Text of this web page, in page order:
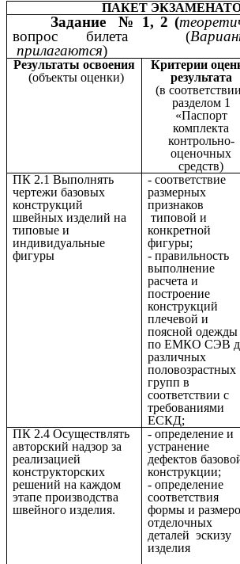
ПАКЕТ
Задание № 1, 2 (
вопрос билета
(
прилагаются)
Результаты освоения
(объекты оценки)
Критерии
результата
(в
разделом 1
«Паспорт
комплекта
контрольно-
оценочных
средств)
ПК 2.1 Выполнять
чертежи базовых
конструкций
швейных изделий на
типовые и
индивидуальные
фигуры
- соответствие
размерных
признаков
типовой и
конкретной
фигуры;
- правильность
выполнение
расчета и
построение
конструкций
плечевой и
поясной одежды
по ЕМКО СЭВ
различных
половозрастных
групп в
соответствии с
требованиями
ЕСКД;
ПК 2.4 Осуществлять
авторский надзор за
реализацией
конструкторских
решений на каждом
этапе производства
швейного изделия.
- определение и
устранение
дефектов
конструкции;
- определение
соответствия
формы и
отделочных
деталей эскизу
изделия